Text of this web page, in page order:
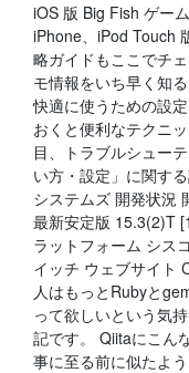
iOS 版 Big Fish ゲー
iPhone、iPod Touch
略ガイドもここでチ
モ情報をいち早く知
快適に使うための設
おくと便利なテクニ
目、トラブルシュー
い方・設定」に関す
システムズ 開発状況
最新安定版 15.3(2)T
ラットフォーム シス
イッチ ウェブサイト
人はもっとRubyと
って欲しいという気
記です。 Qiitaにこん
事に至る前に似たよ